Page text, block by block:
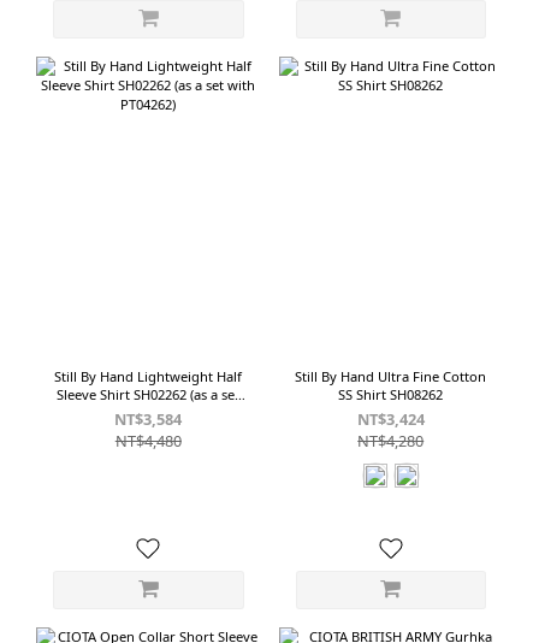
Still By Hand Lightweight Half
Sleeve Shirt SH02262 (as a set
with PT04262)
NT$3,584
NT$4,480
Still By Hand Ultra Fine Cotton
SS Shirt SH08262
NT$3,424
NT$4,280